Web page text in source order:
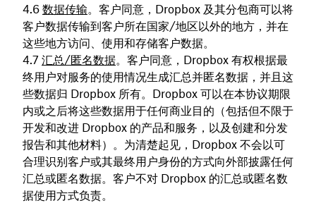
数据传输。客户同意，Dropbox 及其分包商可以将
客户数据传输到客户所在国家/地区以外的地方，并在
这些地方访问、使用和存储客户数据。
汇总/匿名数据。客户同意，Dropbox 有权根据最
终用户对服务的使用情况生成汇总并匿名数据，并且这
些数据归 Dropbox 所有。Dropbox 可以在本协议期限
内或之后将这些数据用于任何商业目的（包括但不限于
开发和改进 Dropbox 的产品和服务，以及创建和分发
报告和其他材料）。为清楚起见，Dropbox 不会以可
合理识别客户或其最终用户身份的方式向外部披露任何
汇总或匿名数据。客户不对 Dropbox 的汇总或匿名数
据使用方式负责。